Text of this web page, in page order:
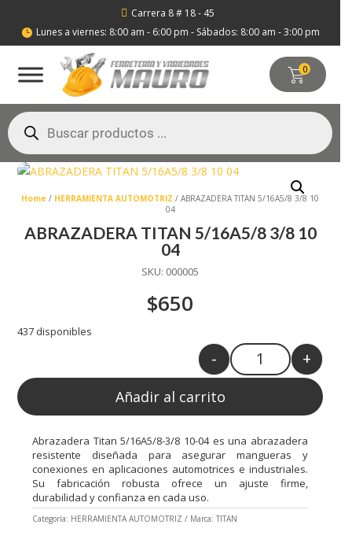
 Carrera 8 # 18 - 45
 Lunes a viernes: 8:00 am - 6:00 pm - Sábados: 8:00 am - 3:00 pm
0
Búsqueda
de
productos
Home / HERRAMIENTA AUTOMOTRIZ / ABRAZADERA TITAN 5/16A5/8 3/8 10
04
ABRAZADERA TITAN 5/16A5/8 3/8 10
04
SKU: 000005
$650
437 disponibles
Quantity
- +
Añadir al carrito
Abrazadera Titan 5/16A5/8-3/8 10-04 es una abrazadera
resistente diseñada para asegurar mangueras y
conexiones en aplicaciones automotrices e industriales.
Su fabricación robusta ofrece un ajuste firme,
durabilidad y confianza en cada uso.
Categoría: HERRAMIENTA AUTOMOTRIZ Marca:TITAN